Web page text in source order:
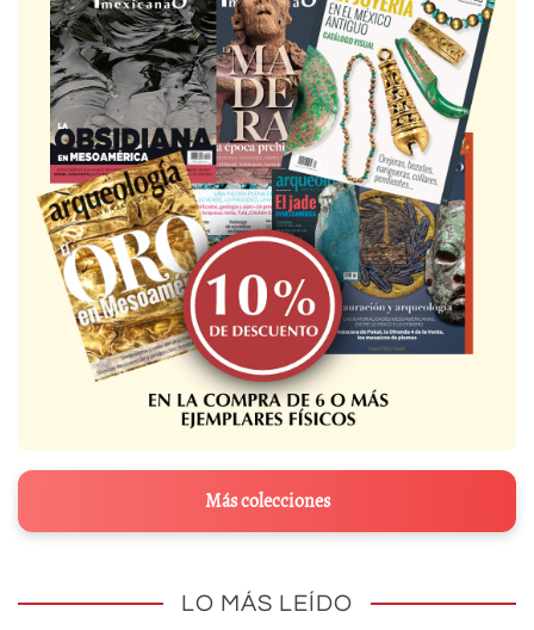
Más colecciones
LO MÁS LEÍDO